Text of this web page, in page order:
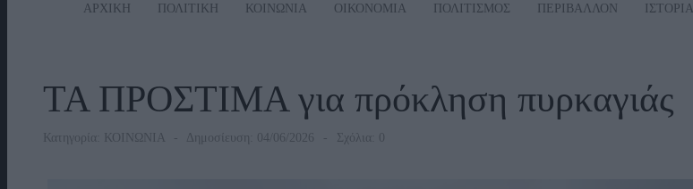
ΑΡΧΙΚΗ ΠΟΛΙΤΙΚΗ ΚΟΙΝΩΝΙΑ ΟΙΚΟΝΟΜΙΑ ΠΟΛΙΤΙΣΜΟΣ ΠΕΡΙΒΑΛΛΟΝ ΙΣΤΟΡΙΑ
ΤΑ ΠΡΟΣΤΙΜΑ για πρόκληση πυρκαγιάς
Κατηγορία: ΚΟΙΝΩΝΙΑ Δημοσίευση: 04/06/2026 Σχόλια: 0